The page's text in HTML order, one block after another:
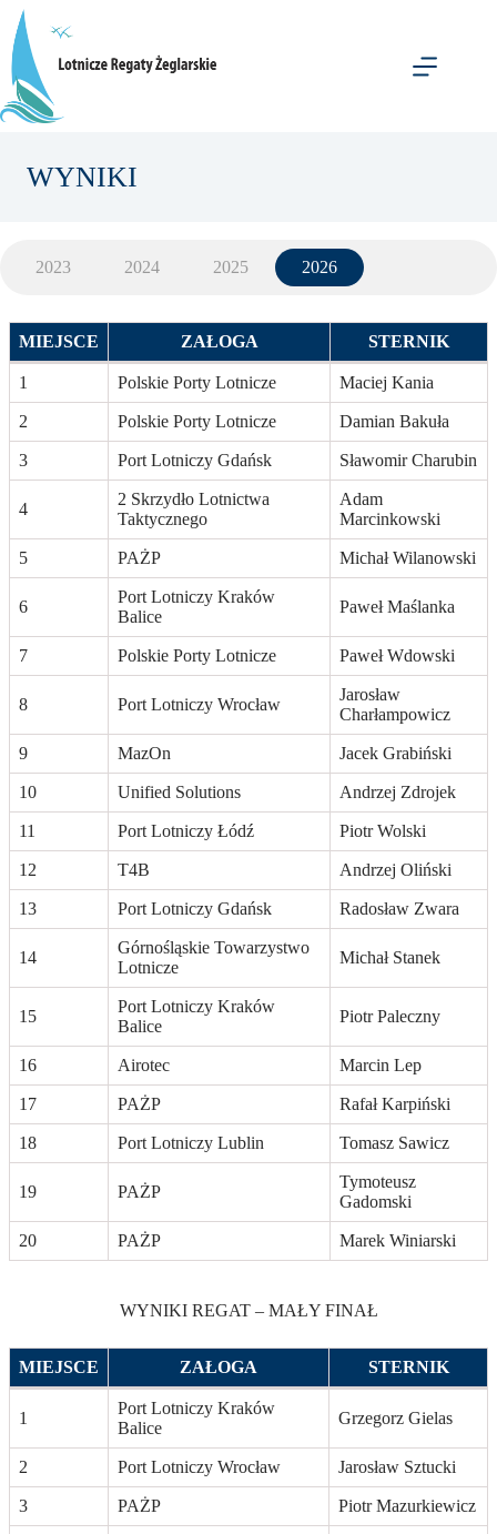
Przejdź
treści
WYNIKI
2023 2024 2025 2026
MIEJSCE ZAŁOGA STERNIK
1 Polskie Porty Lotnicze Maciej Kania
2 Polskie Porty Lotnicze Damian Bakuła
3 Port Lotniczy Gdańsk Sławomir Charubin
4
2 Skrzydło Lotnictwa
Taktycznego
Adam
Marcinkowski
5 PAŻP Michał Wilanowski
6
Port Lotniczy Kraków
Balice
Paweł Maślanka
7 Polskie Porty Lotnicze Paweł Wdowski
8 Port Lotniczy Wrocław
Jarosław
Charłampowicz
9 MazOn Jacek Grabiński
10 Unified Solutions Andrzej Zdrojek
11 Port Lotniczy Łódź Piotr Wolski
12 T4B Andrzej Oliński
13 Port Lotniczy Gdańsk Radosław Zwara
14
Górnośląskie Towarzystwo
Lotnicze
Michał Stanek
15
Port Lotniczy Kraków
Balice
Piotr Paleczny
16 Airotec Marcin Lep
17 PAŻP Rafał Karpiński
18 Port Lotniczy Lublin Tomasz Sawicz
19 PAŻP
Tymoteusz
Gadomski
20 PAŻP Marek Winiarski
WYNIKI REGAT – MAŁY FINAŁ
MIEJSCE ZAŁOGA STERNIK
1
Port Lotniczy Kraków
Balice
Grzegorz Gielas
2 Port Lotniczy Wrocław Jarosław Sztucki
3 PAŻP Piotr Mazurkiewicz